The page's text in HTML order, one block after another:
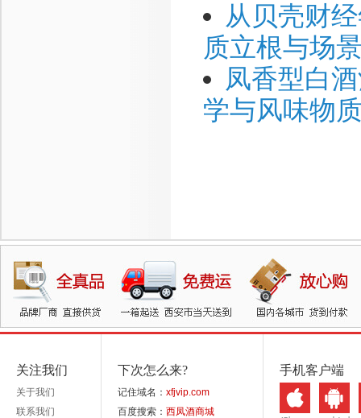
从贝壳财
质立根与场
凤香型白
学与风味物
关注我们
关于我们
联系我们
下次怎么来?
记住域名： xfjvip.com
百度搜索： 西凤酒商城
手机客户端